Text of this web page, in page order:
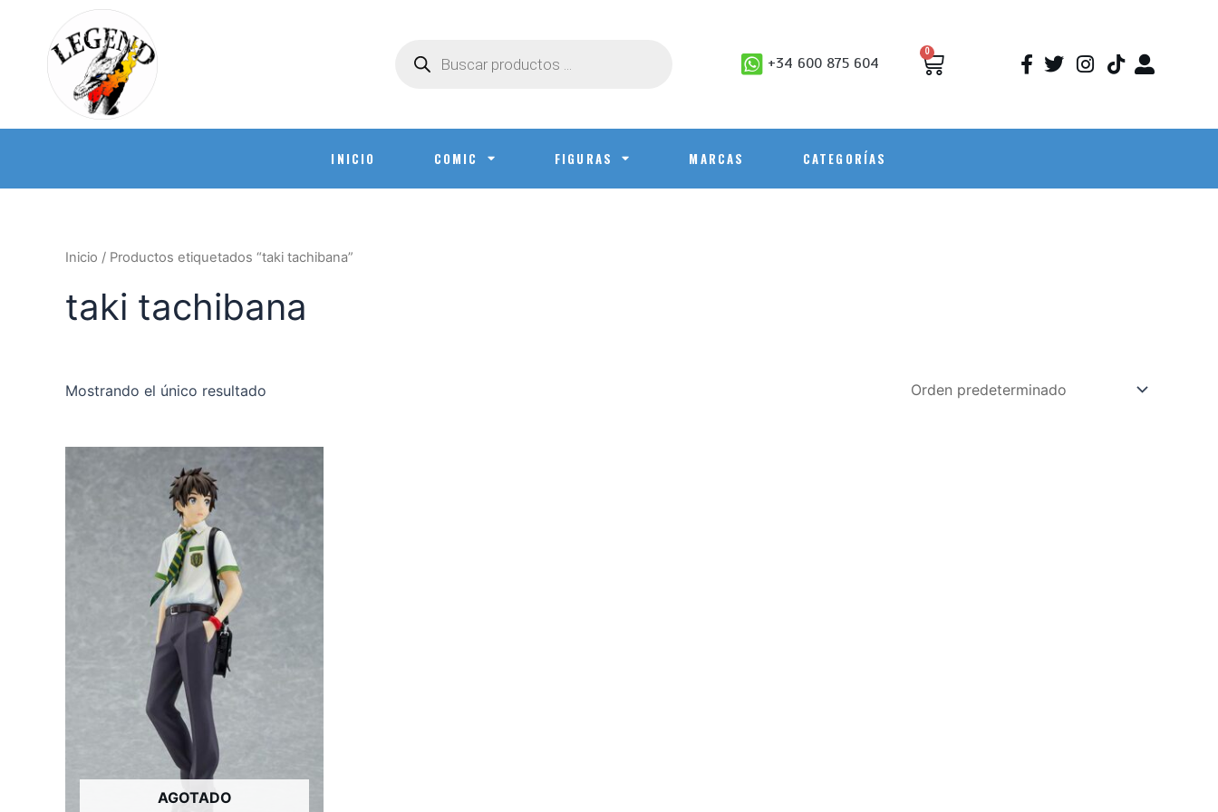
+34 600 875 604
0
INICIO COMIC FIGURAS MARCAS CATEGORÍAS
Inicio / Productos etiquetados “taki tachibana”
taki tachibana
Mostrando el único resultado
AGOTADO